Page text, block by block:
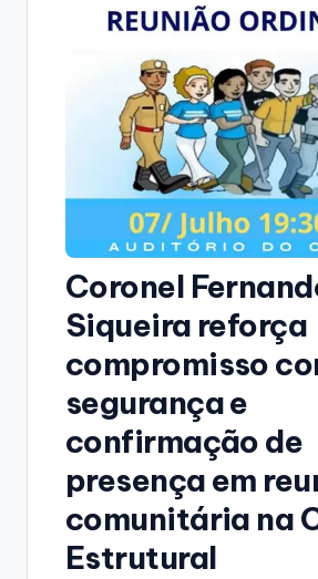
Coronel
Siqueira reforça
compromisso
segurança e
confirmação de
presença em
comunitária na
Estrutural